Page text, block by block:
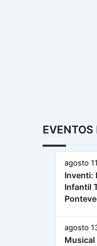
agosto
Inventi:
Infantil
agosto
Musical